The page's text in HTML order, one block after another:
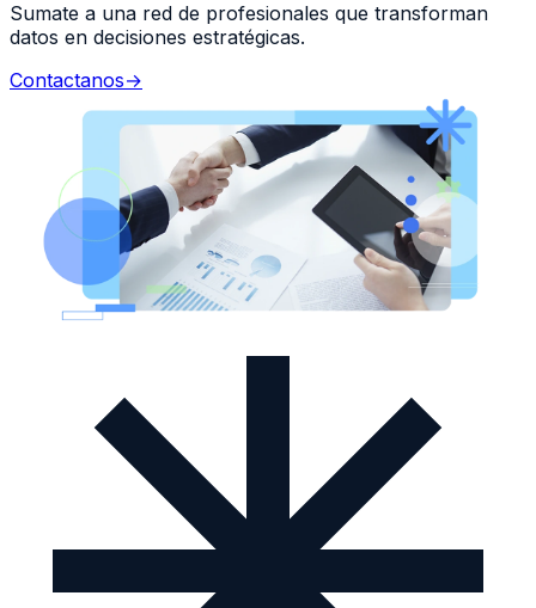
Sumate a una red de profesionales que transforman
datos en decisiones estratégicas.
Contactanos→